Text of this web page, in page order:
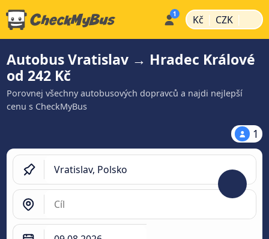
Kč | CZK |
Autobus Vratislav → Hradec Králové
od 242 Kč
Porovnej všechny autobusových dopravců a najdi nejlepší
cenu s CheckMyBus
1